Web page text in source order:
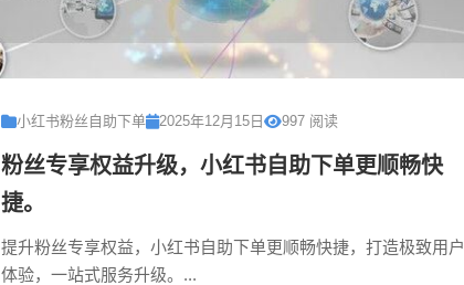
小红书粉丝自助下单 2025年12月15日 997 阅读
粉丝专享权益升级，小红书自助下单更顺畅快
捷。
提升粉丝专享权益，小红书自助下单更顺畅快捷，打造极致用户
体验，一站式服务升级。...